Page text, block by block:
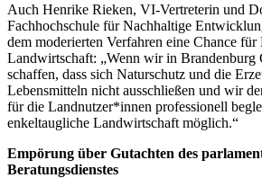
Auch Henrike Rieken, VI-Vertreterin und
Fachhochschule für Nachhaltige
dem moderierten Verfahren eine Chance für
Landwirtschaft: „Wenn wir in Brandenburg
schaffen, dass sich Naturschutz und die
Lebensmitteln nicht ausschließen und wir
für die Landnutzer*innen professionell
enkeltaugliche Landwirtschaft möglich.“
Empörung über Gutachten des
Beratungsdienstes